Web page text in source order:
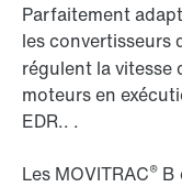
Parfaitement
les convertisseurs
régulent la vitesse
moteurs en
EDR.. .
Les MOVITRAC® B